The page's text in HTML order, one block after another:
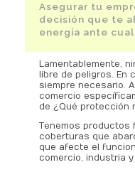
Asegurar tu
decisión que te
energía ante
Lamentablemente,
libre de peligros. En
siempre necesario.
comercio
de ¿Qué protección
Tenemos productos
coberturas que
que afecte el
comercio, industria